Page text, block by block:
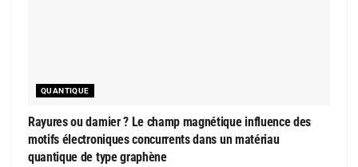
QUANTIQUE
Rayures ou damier ? Le champ magnétique influence des
motifs électroniques concurrents dans un matériau
quantique de type graphène